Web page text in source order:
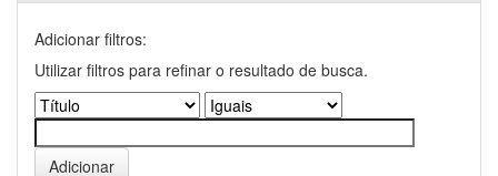
Adicionar filtros:
Utilizar filtros para refinar o resultado de busca.